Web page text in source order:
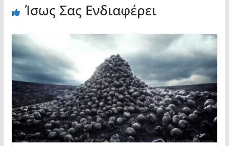
Ίσως Σας Ενδιαφέρει